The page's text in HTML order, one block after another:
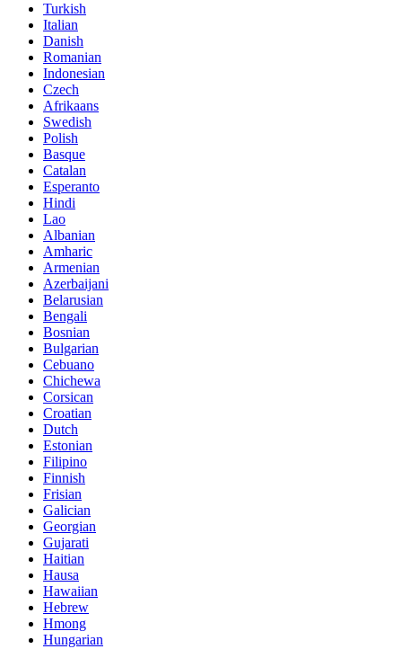
Turkish
Italian
Danish
Romanian
Indonesian
Czech
Afrikaans
Swedish
Polish
Basque
Catalan
Esperanto
Hindi
Lao
Albanian
Amharic
Armenian
Azerbaijani
Belarusian
Bengali
Bosnian
Bulgarian
Cebuano
Chichewa
Corsican
Croatian
Dutch
Estonian
Filipino
Finnish
Frisian
Galician
Georgian
Gujarati
Haitian
Hausa
Hawaiian
Hebrew
Hmong
Hungarian